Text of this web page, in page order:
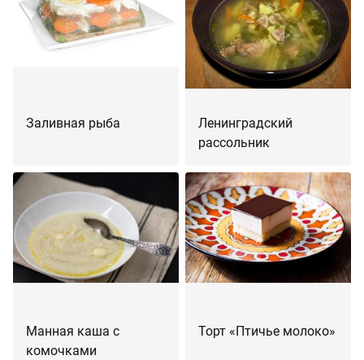
Заливная рыба
Ленинградский
рассольник
Манная каша с
комочками
Торт «Птичье молоко»